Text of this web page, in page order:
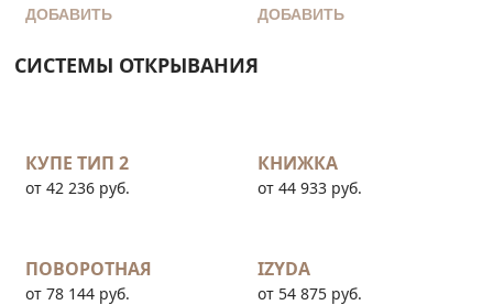
ДОБАВИТЬ
ДОБАВИТЬ
СИСТЕМЫ ОТКРЫВАНИЯ
КУПЕ ТИП 2
от 42 236 руб.
КНИЖКА
от 44 933 руб.
ПОВОРОТНАЯ
от 78 144 руб.
IZYDA
от 54 875 руб.